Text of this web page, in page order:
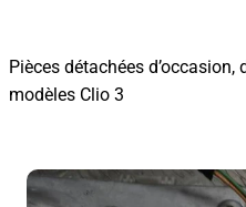
Pièces détachées
modèles Clio 3